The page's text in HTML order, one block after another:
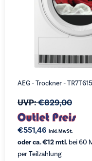
AEG - Trockner -
UVP:€829,00
€551,46 inkl. MwSt.
oder ca. €12 mtl. bei 60
per Teilzahlung